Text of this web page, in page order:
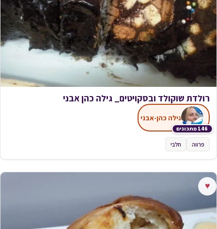
רולדת שוקולד ובסקויטים_ גילה כהן אבני
146 מתכונים
גילה כהן-אבני
פרווה חלבי
♥